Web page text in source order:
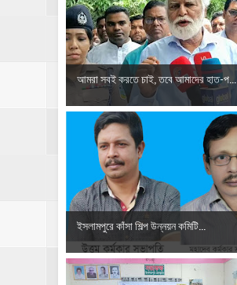
আমরা সবই করতে চাই, তবে আমাদের হাত-প...
ইসলামপুরে কাঁসা শিল্প উন্নয়ন কমিটি...